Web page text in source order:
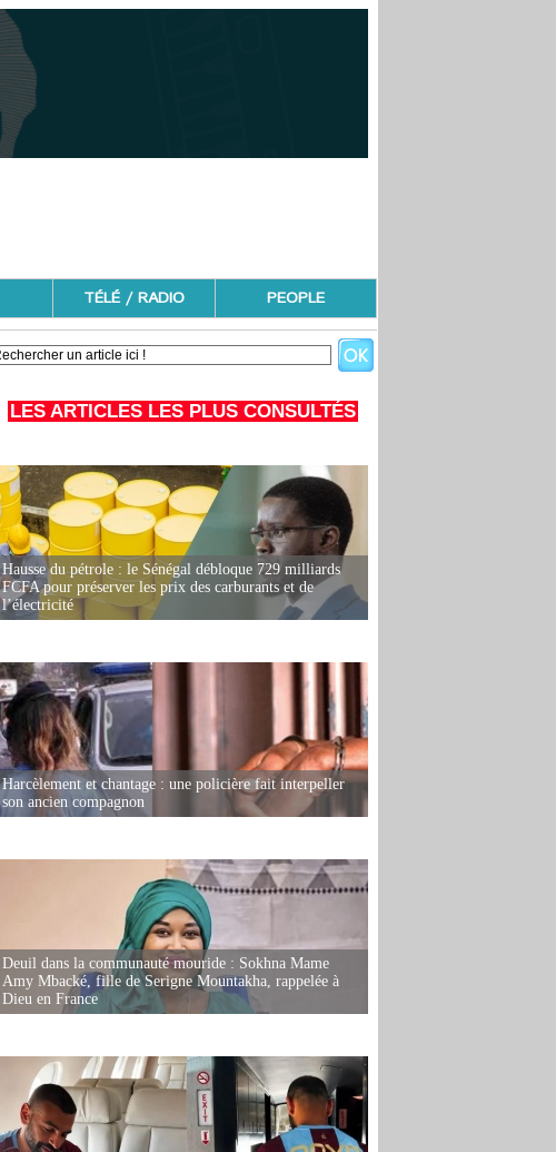
TÉLÉ / RADIO PEOPLE
LES ARTICLES LES PLUS CONSULTÉS
Hausse du pétrole : le Sénégal débloque 729 milliards
FCFA pour préserver les prix des carburants et de
l’électricité
Harcèlement et chantage : une policière fait interpeller
son ancien compagnon
Deuil dans la communauté mouride : Sokhna Mame
Amy Mbacké, fille de Serigne Mountakha, rappelée à
Dieu en France